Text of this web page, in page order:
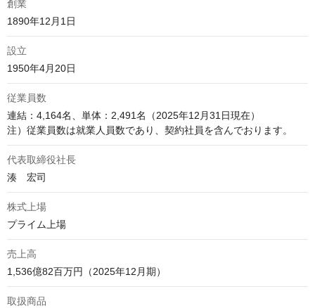
創業
1890年12月1日
設立
1950年4月20日
従業員数
連結：4,164名、単体：2,491名（2025年12月31日現在）
注）従業員数は就業人員数であり、契約社員を含んでおります。
代表取締役社長
湊　宏司
株式上場
プライム上場
売上高
取扱商品